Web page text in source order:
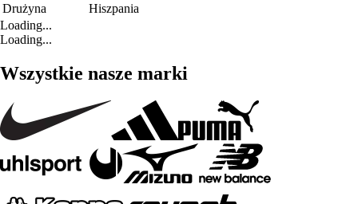
Drużyna
Hiszpania
Loading...
Loading...
Wszystkie nasze marki